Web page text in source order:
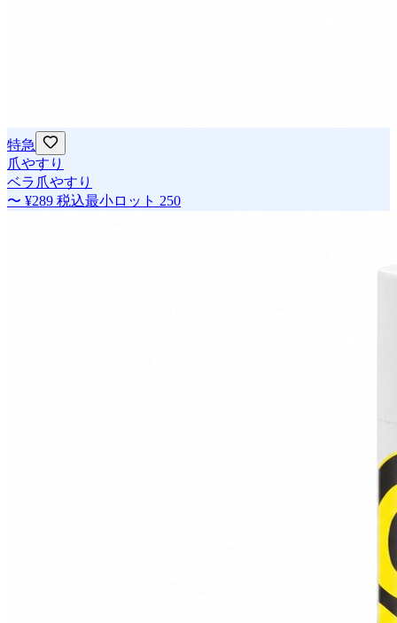
特急
爪やすり
ベラ爪やすり
〜 ¥289 税込最小ロット 250